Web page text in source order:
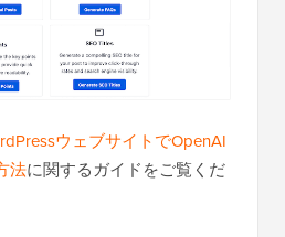
ウェブサイトでOpenAI
法に関するガイドをご覧くだ